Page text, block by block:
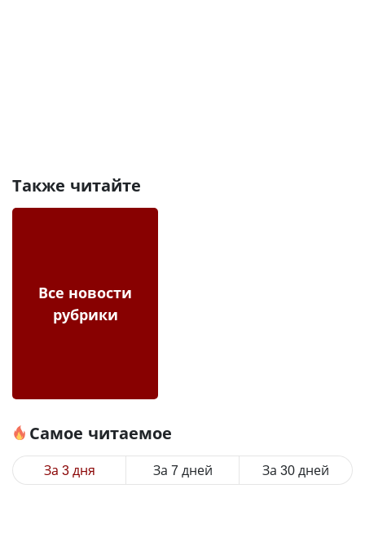
Также читайте
Все новости
рубрики
Самое читаемое
За 3 дня За 7 дней За 30 дней